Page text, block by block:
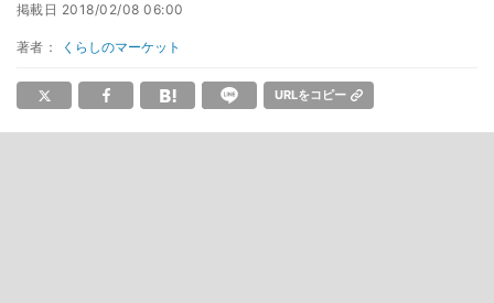
掲載日 2018/02/08 06:00
著者： くらしのマーケット
URLをコピー